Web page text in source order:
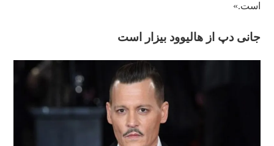
است.»
جانی دپ از هالیوود بیزار است